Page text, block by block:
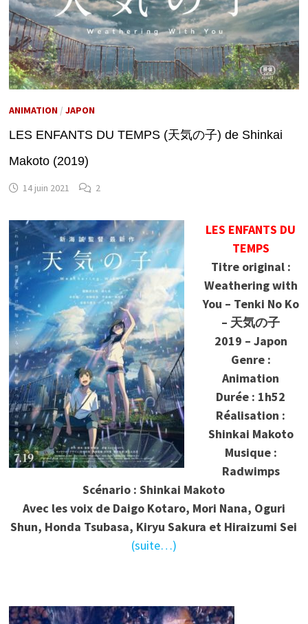
ANIMATION/ JAPON
LES ENFANTS DU TEMPS (天気の子) de Shinkai
Makoto (2019)
14 juin 2021 2
LES ENFANTS DU
TEMPS
Titre original :
Weathering with
You – Tenki No Ko
– 天気の子
2019 – Japon
Genre :
Animation
Durée : 1h52
Réalisation :
Shinkai Makoto
Musique :
Radwimps
Scénario : Shinkai Makoto
Avec les voix de Daigo Kotaro, Mori Nana, Oguri
Shun, Honda Tsubasa, Kiryu Sakura et Hiraizumi Sei
(suite…)